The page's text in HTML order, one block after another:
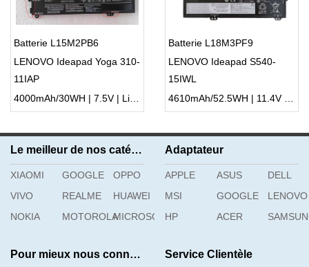
Batterie L15M2PB6
LENOVO Ideapad Yoga 310-
11IAP
4000mAh/30WH | 7.5V | Li-ion ...
Batterie L18M3PF9
LENOVO Ideapad S540-
15IWL
4610mAh/52.5WH | 11.4V | Li-ion ...
Le meilleur de nos catégories
XIAOMI GOOGLE
OPPO
VIVO
REALME
HUAWEI
NOKIA
MOTOROLAMICROSOFT
Adaptateur
APPLE ASUS
DELL
MSI
GOOGLE
LENOVO
HP
ACER
Pour mieux nous connaître Service Clientèle